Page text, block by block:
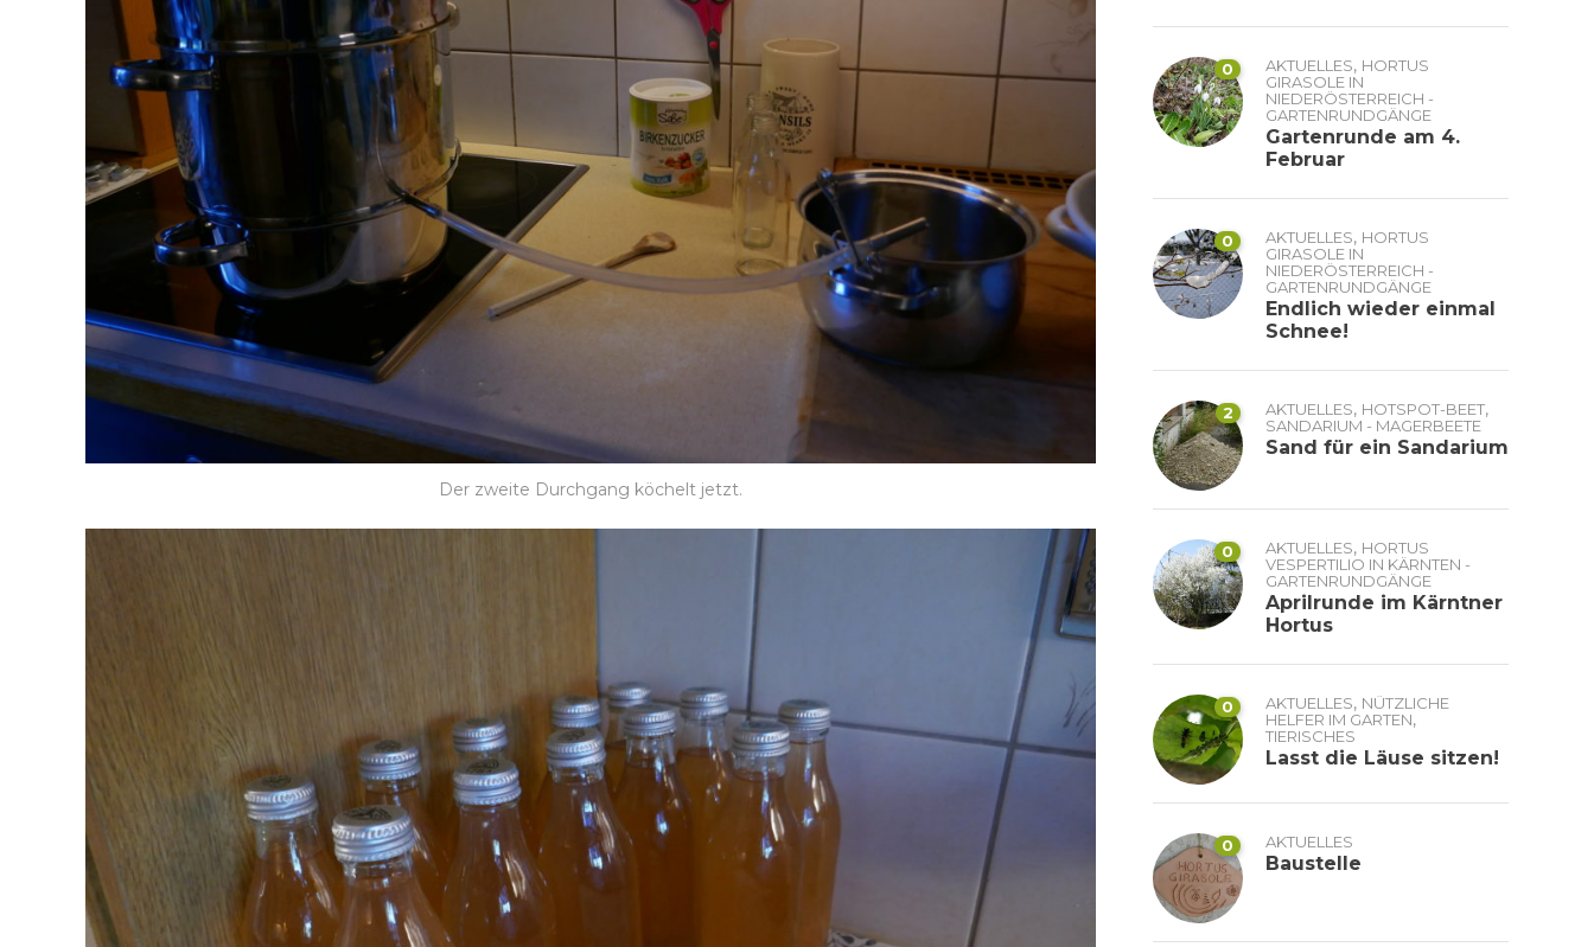
Der zweite Durchgang köchelt jetzt.
0 AKTUELLES, HORTUS
GIRASOLE IN
NIEDERÖSTERREICH -
GARTENRUNDGÄNGE
Gartenrunde am 4.
Februar
0 AKTUELLES, HORTUS
GIRASOLE IN
NIEDERÖSTERREICH -
GARTENRUNDGÄNGE
Endlich wieder einmal
Schnee!
2 AKTUELLES, HOTSPOT-BEET,
SANDARIUM - MAGERBEETE
Sand für ein Sandarium
0 AKTUELLES, HORTUS
VESPERTILIO IN KÄRNTEN -
GARTENRUNDGÄNGE
Aprilrunde im Kärntner
Hortus
0 AKTUELLES, NÜTZLICHE
HELFER IM GARTEN,
TIERISCHES
Lasst die Läuse sitzen!
0 AKTUELLES
Baustelle